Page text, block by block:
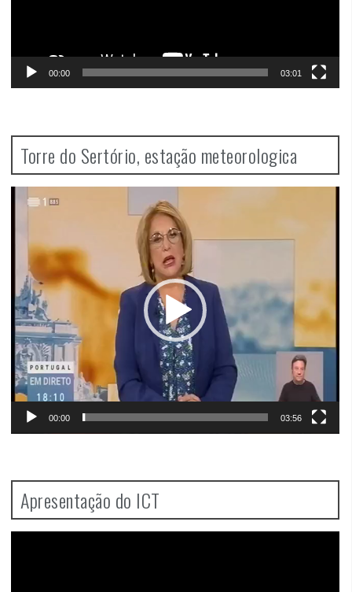
00:00 03:01
Torre do Sertório, estação meteorologica
Player
00:00 03:56
Apresentação do ICT